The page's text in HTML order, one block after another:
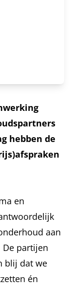
hebben de
en
aan
De partijen
blij dat we
én